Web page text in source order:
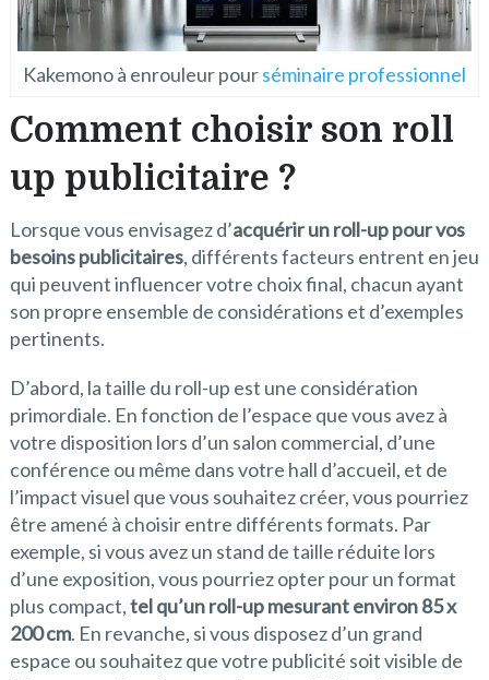
Kakemono à enrouleur pourséminaire professionnel
Comment choisir son roll
up publicitaire ?
Lorsque vous envisagez d’acquérir un roll-up pour vos
besoins publicitaires, différents facteurs entrent en jeu
qui peuvent influencer votre choix final, chacun ayant
son propre ensemble de considérations et d’exemples
pertinents.
D’abord, la taille du roll-up est une considération
primordiale. En fonction de l’espace que vous avez à
votre disposition lors d’un salon commercial, d’une
conférence ou même dans votre hall d’accueil, et de
l’impact visuel que vous souhaitez créer, vous pourriez
être amené à choisir entre différents formats. Par
exemple, si vous avez un stand de taille réduite lors
d’une exposition, vous pourriez opter pour un format
plus compact,tel qu’un roll-up mesurant environ 85 x
200 cm. En revanche, si vous disposez d’un grand
espace ou souhaitez que votre publicité soit visible de